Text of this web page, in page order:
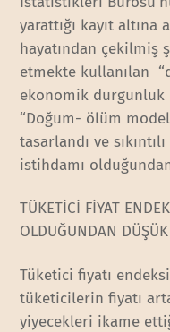
yarattığı kayıt altına
hayatından çekilmiş
etmekte kullanılan
ekonomik durgunluk
“Doğum- ölüm
tasarlandı ve
istihdamı
TÜKETİCİ FİYAT
OLDUĞUNDAN
Tüketici fiyatı
tüketicilerin fiyatı
yiyecekleri ikame